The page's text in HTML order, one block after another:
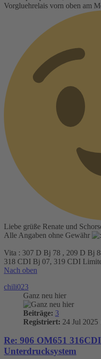
Vorgluehrelais vorn oben am
Liebe grüße Renate und
Alle Angaben ohne Gewähr
Vita : 307 D Bj 78 , 209 D Bj
318 CDI Bj 07, 319 CDI
Nach oben
chili023
Ganz neu hier
Beiträge: 3
Registriert: 24 Jul 2025
Re: 906 OM651
Unterdrucksystem